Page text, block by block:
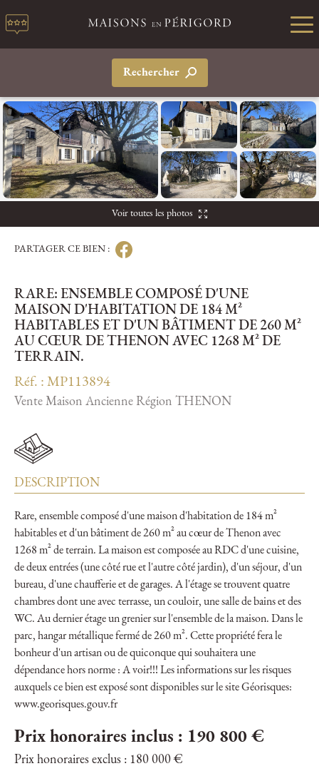
Rechercher
Voir toutes les photos
PARTAGER CE BIEN :
RARE: ENSEMBLE COMPOSÉ D'UNE
MAISON D'HABITATION DE 184 M²
HABITABLES ET D'UN BÂTIMENT DE 260 M²
AU CŒUR DE THENON AVEC 1268 M² DE
TERRAIN.
Réf. : MP113894
Vente Maison Ancienne Région THENON
DESCRIPTION
Rare, ensemble composé d'une maison d'habitation de 184 m²
habitables et d'un bâtiment de 260 m² au cœur de Thenon avec
1268 m² de terrain. La maison est composée au RDC d'une cuisine,
de deux entrées (une côté rue et l'autre côté jardin), d'un séjour, d'un
bureau, d'une chaufferie et de garages. A l'étage se trouvent quatre
chambres dont une avec terrasse, un couloir, une salle de bains et des
WC. Au dernier étage un grenier sur l'ensemble de la maison. Dans le
parc, hangar métallique fermé de 260 m². Cette propriété fera le
bonheur d'un artisan ou de quiconque qui souhaitera une
dépendance hors norme : A voir!!! Les informations sur les risques
auxquels ce bien est exposé sont disponibles sur le site Géorisques:
www.georisques.gouv.fr
Prix honoraires inclus : 190 800 €
Prix honoraires exclus : 180 000 €